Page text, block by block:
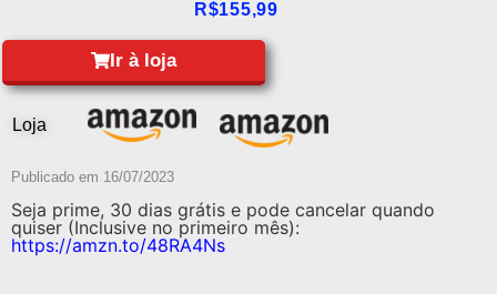
R$155,99
Ir à loja
Loja
Publicado em 16/07/2023
Seja prime, 30 dias grátis e pode cancelar quando
quiser (Inclusive no primeiro mês):
https://amzn.to/48RA4Ns